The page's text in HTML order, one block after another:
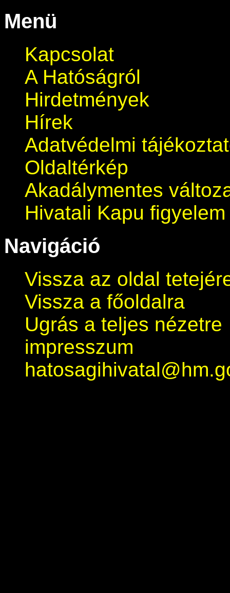
Menü
Kapcsolat
A Hatóságról
Hirdetmények
Hírek
Adatvédelmi
Oldaltérkép
Akadálymentes
Hivatali Kapu
Navigáció
Vissza az oldal
Vissza a főoldalra
Ugrás a teljes nézetre
impresszum